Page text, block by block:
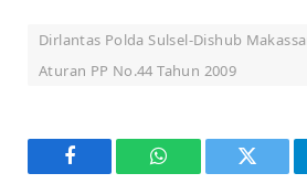
Dirlantas Polda Sulsel-Dishub
Aturan PP No.44 Tahun 2009
Facebook WhatsAppTwitter